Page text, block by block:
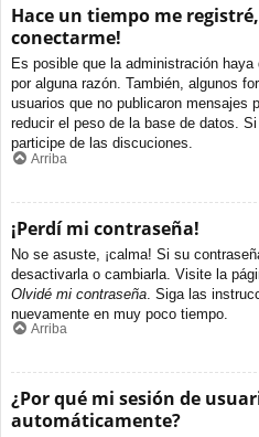
Hace un tiempo me
conectarme!
Es posible que la administración
por alguna razón. También, algunos
usuarios que no publicaron mensajes
reducir el peso de la base de datos.
participe de las discuciones.
Arriba
¡Perdí mi contraseña!
No se asuste, ¡calma! Si su
desactivarla o cambiarla. Visite la
Olvidé mi contraseña . Siga las
nuevamente en muy poco tiempo.
Arriba
¿Por qué mi sesión de
automáticamente?